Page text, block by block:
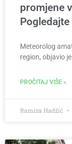
promjene
Meteorolog
region, objavio
PROČITAJ VIŠE »
Ramiza Hadžić